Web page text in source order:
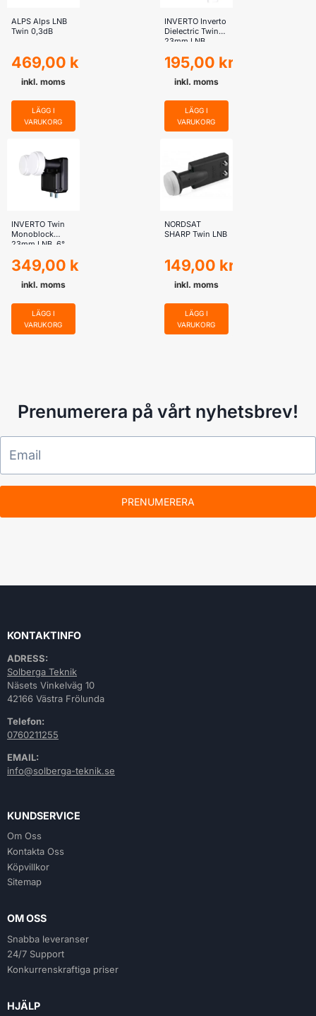
ALPS Alps LNB
Twin 0,3dB
469,00 kr
inkl. moms
LÄGG I
VARUKORG
INVERTO Inverto
Dielectric Twin
23mm LNB
195,00 kr
inkl. moms
LÄGG I
VARUKORG
INVERTO Twin
Monoblock
23mm LNB, 6°
349,00 kr
inkl. moms
LÄGG I
VARUKORG
NORDSAT
SHARP Twin LNB
149,00 kr
inkl. moms
LÄGG I
VARUKORG
Prenumerera på vårt nyhetsbrev!
PRENUMERERA
KONTAKTINFO
ADRESS:
Solberga Teknik
Näsets Vinkelväg 10
42166 Västra Frölunda
Telefon:
0760211255
EMAIL:
info@solberga-teknik.se
KUNDSERVICE
Om Oss
Kontakta Oss
Köpvillkor
Sitemap
OM OSS
Snabba leveranser
24/7 Support
Konkurrenskraftiga priser
HJÄLP